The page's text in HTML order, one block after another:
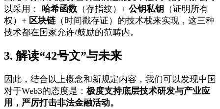
以采用： 哈希函数 （存指纹）+ 公钥私钥 （证明所有
权）+ 区块链 （时间戳存证）的技术栈来实现，这三种
技术都在国家允许/鼓励的范畴内。
3. 解读“42号文”与未来
因此，结合以上概念和新规定内容，我们可以发现中国
对于Web3的态度是：极度支持底层技术研发与产业应
用，严厉打击非法金融活动。